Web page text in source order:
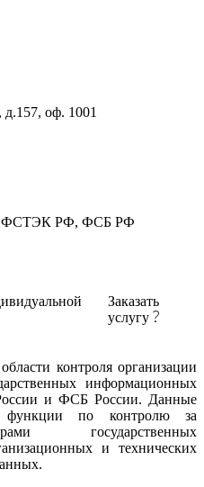
д.157, оф. 1001
ФСТЭК РФ, ФСБ РФ
Заказать
услугу
контроля организации
информационных
и ФСБ России. Данные
функции по контролю за
государственных
и технических